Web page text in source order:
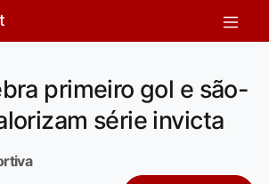
primeiro gol e são-
série invicta